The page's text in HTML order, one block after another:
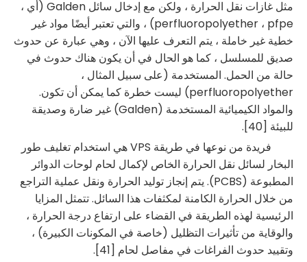
مثل غازات نقل الحرارة ، ولكن مع إدخال سائل Galden (أي ،
perfluoropolyether ، pfpe) ، والتي تعتبر أيضًا مواد غير
خطية غير خاملة ، يتم التعرف عليها الآن ، وهي عبارة عن حدوث
صديق للمسلسل ، كما هو الحال في أن يكون هناك حدوث في
حالة من الحمل. المستخدمة (على سبيل المثال ،
perfluoropolyether) ليست خطرة كما يمكن أن تكون.
والمواد الكيميائية المستخدمة (Galden) غير ضارة وصديقة
للبيئة [40].
فريدة من نوعها في طريقة VPS هي استخدام تغليف طور
البخار لسائل نقل الحرارة الخاص لإكمال لحام لوحات الدوائر
المطبوعة (PCBS). يتم إنجاز توليد الحرارة ونقل عملية التراجع
من خلال الحرارة الكامنة لمكثفات هذا السائل. تتمثل المزايا
الرئيسية لهذه الطريقة في القضاء على ارتفاع درجة الحرارة ،
والوقاية من تأثيرات التظليل (خاصة في المكونات الكبيرة) ،
وتقييد حدوث الفراغات في مفاصل لحام [41].